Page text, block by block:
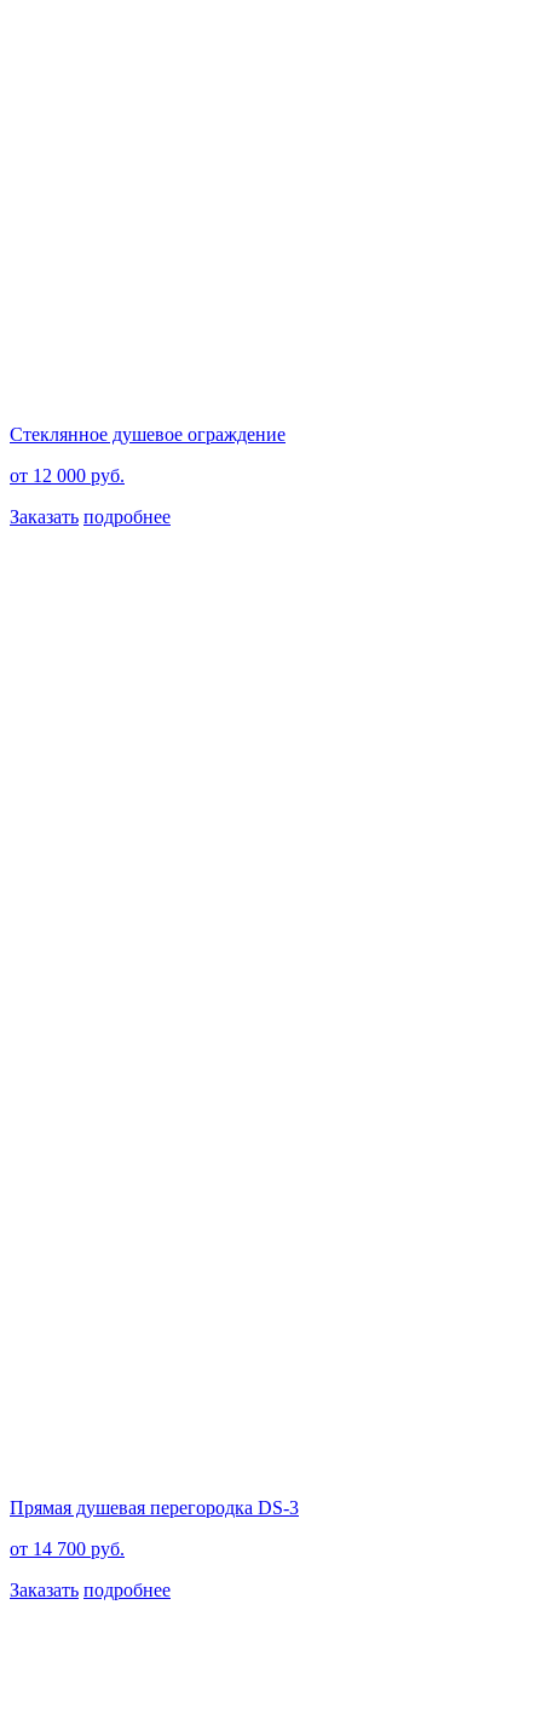
Стеклянное душевое ограждение
от 12 000 руб.
Заказать подробнее
Прямая душевая перегородка DS-3
от 14 700 руб.
Заказать подробнее